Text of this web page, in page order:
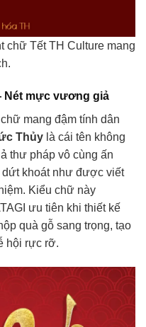
chữ Tết TH Culture mang
mực vương giả
mang đậm tính dân
Thủy là cái tên không
thư pháp vô cùng ấn
khoát như được viết
Kiểu chữ này
ưu tiên khi thiết kế
quà gỗ sang trọng, tạo
hội rực rỡ.